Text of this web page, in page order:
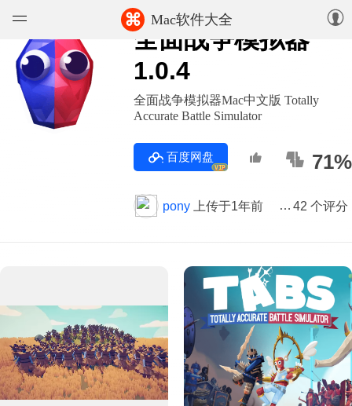
⌘ Mac软件大全
软件
游戏
全面战争模拟器
1.0.4
全面战争模拟器Mac中文版 Totally
Accurate Battle Simulator
百度网盘
VIP 71%
pony 上传于1年前 版本 1.0.4
42 个评分